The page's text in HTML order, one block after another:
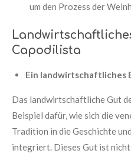
um den Prozess der
Capodilista
Ein landwirtschaftliches
Das landwirtschaftliche Gut
Beispiel dafür, wie sich die
Tradition in die Geschichte
integriert. Dieses Gut ist